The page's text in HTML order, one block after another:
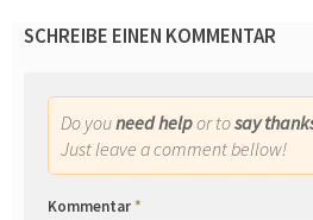
SCHREIBE EINEN KOMMENTAR
Do youneed helpor tosay
Just leave a comment bellow!
Kommentar*